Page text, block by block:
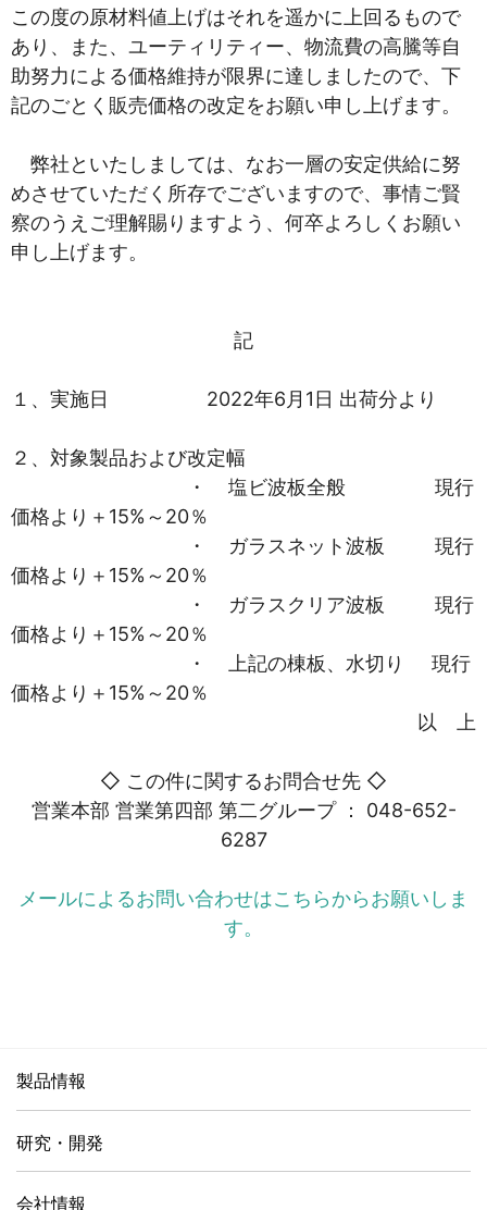
この度の原材料値上げはそれを遥かに上回るもので
あり、また、ユーティリティー、物流費の高騰等自
助努力による価格維持が限界に達しましたので、下
記のごとく販売価格の改定をお願い申し上げます。
弊社といたしましては、なお一層の安定供給に努
めさせていただく所存でございますので、事情ご賢
察のうえご理解賜りますよう、何卒よろしくお願い
申し上げます。
記
１、実施日 2022年6月1日 出荷分より
２、対象製品および改定幅
・ 塩ビ波板全般 現行
価格より＋15%～20％
・ ガラスネット波板 現行
価格より＋15%～20％
・ ガラスクリア波板 現行
価格より＋15%～20％
・ 上記の棟板、水切り 現行
価格より＋15%～20％
以 上
◇ この件に関するお問合せ先 ◇
営業本部 営業第四部 第二グループ ： 048-652-
6287
メールによるお問い合わせはこちらからお願いしま
す。
製品情報
研究・開発
会社情報